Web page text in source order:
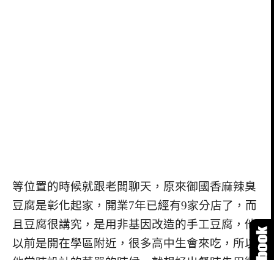
等位置的時候就跟老闆聊天，原來御國香麻辣臭
豆腐是彰化起家，開業7年已經有9家分店了，而
且豆腐很講究，是用非基因改造的手工豆腐，他
以前是開在學區附近，很多高中生會來吃，所以